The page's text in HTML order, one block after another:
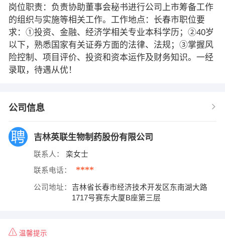
岗位职责：负责协助董事会秘书进行公司上市筹备工作
的组织与实施等相关工作。工作地点：长春市职位要
求：①投资、金融、经济学相关专业本科学历；②40岁
以下，熟悉国家有关证券方面的法律、法规；③掌握风
险控制、项目评价、投资和资本运作及财务知识。一经
录取，待遇从优！
公司信息
吉林英联生物制药股份有限公司
联系人： 栾女士
联系电话： ****
公司地址：
吉林省长春市经济技术开发区东南湖大路
1717号赛东大厦B座第三层
温馨提示